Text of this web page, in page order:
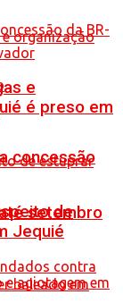
concessão
setembro
e
é preso em
de
Jequié